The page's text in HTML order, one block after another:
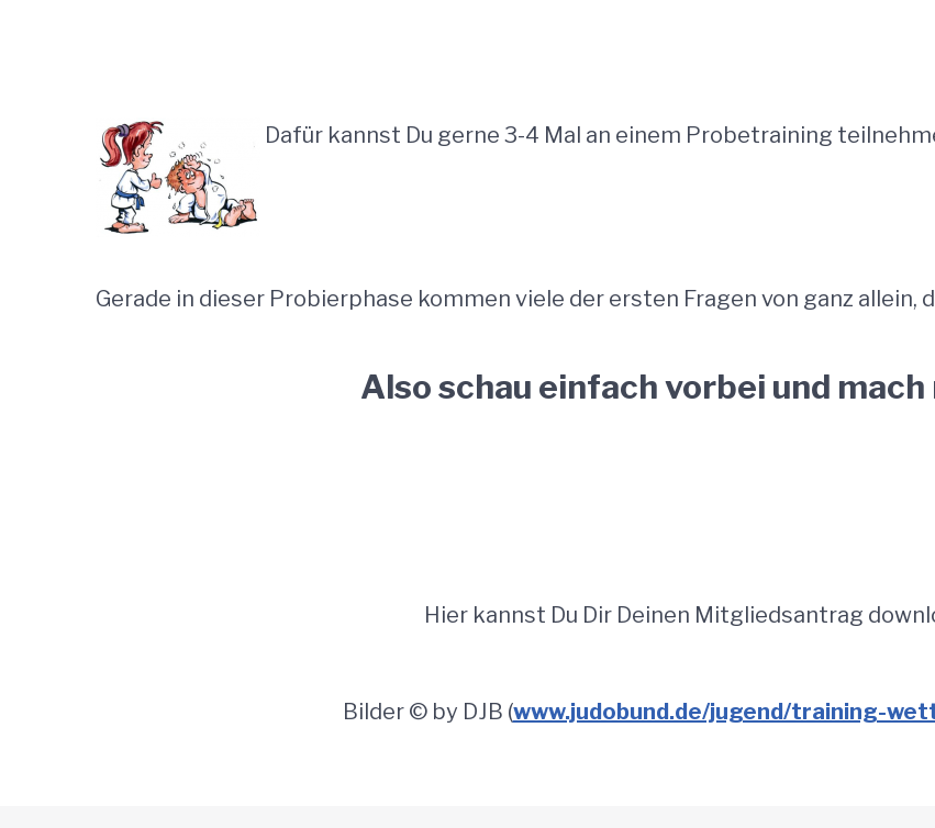
Dafür kannst Du gerne 3-4 Mal an einem Probetraining
Gerade in dieser Probierphase kommen viele der ersten Fragen von ganz
Also schau einfach vorbei und mach
Hier kannst Du Dir Deinen Mitgliedsantrag
Bilder © by DJB (www.judobund.de/jugend/training-